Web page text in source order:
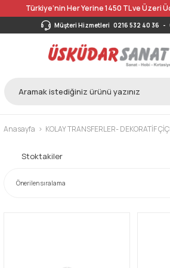
Türkiye’nin Her Yerine 1450 TL ve Üzeri
Müşteri Hizmetleri 0216 532 40 36 -
Anasayfa KOLAY TRANSFERLER- DEKORATİF
Stoktakiler